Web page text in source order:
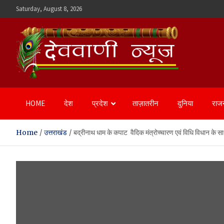
to
content
Saturday, August 8, 2026
Devvani News Portal
HOME देश प्रदेश ताज़ातरीन दुनिया
Home उत्तराखंड बद्रीनाथ धाम के कपाट वैदिक मंत्रोच्चारण एवं विधि विधान के